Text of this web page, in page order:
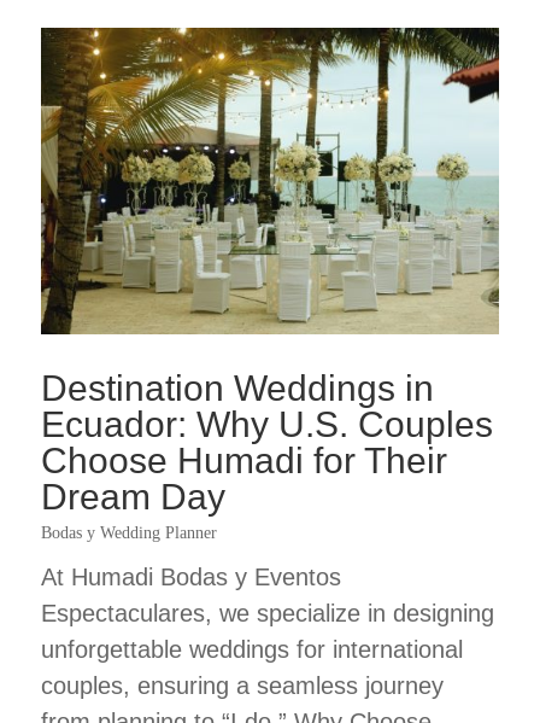
Destination Weddings in
Ecuador: Why U.S. Couples
Choose Humadi for Their
Dream Day
Bodas y Wedding Planner
At Humadi Bodas y Eventos
Espectaculares, we specialize in designing
unforgettable weddings for international
couples, ensuring a seamless journey